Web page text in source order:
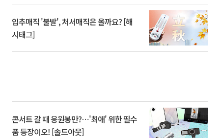
입추매직 '불발', 처서매직은 올까요? [해
시태그]
콘서트 갈 때 응원봉만?⋯'최애' 위한 필수
품 등장이오! [솔드아웃]